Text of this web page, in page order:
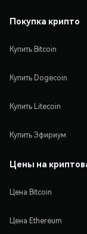
Покупка крипто
Купить Bitcoin
Купить Dogecoin
Купить Litecoin
Купить Эфириум
Цены на
Цена Bitcoin
Цена Ethereum